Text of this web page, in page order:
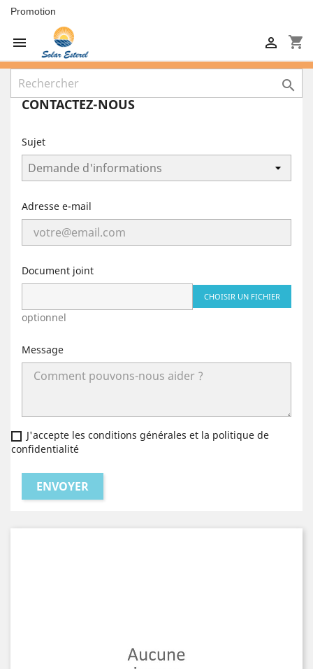
Promotion
 shopping_cart


CONTACTEZ-NOUS
Sujet
Adresse e-mail
Document joint
CHOISIR UN FICHIER
optionnel
Message
J'accepte les conditions générales et la politique de
confidentialité